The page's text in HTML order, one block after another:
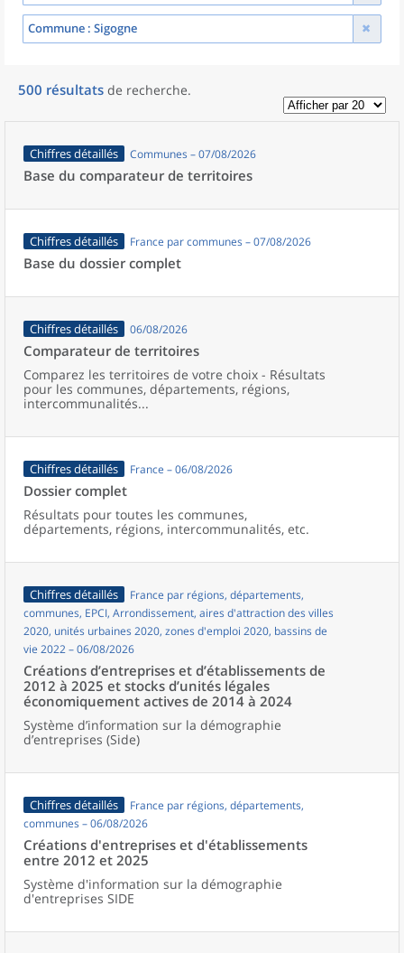
Commune : Sigogne
500 résultats de recherche.
Chiffres détaillés Communes – 07/08/2026
Base du comparateur de territoires
Chiffres détaillés France par communes – 07/08/2026
Base du dossier complet
Chiffres détaillés 06/08/2026
Comparateur de territoires
Comparez les territoires de votre choix - Résultats
pour les communes, départements, régions,
intercommunalités...
Chiffres détaillés France – 06/08/2026
Dossier complet
Résultats pour toutes les communes,
départements, régions, intercommunalités, etc.
Chiffres détaillés
France par régions, départements,
communes, EPCI, Arrondissement, aires d'attraction des villes
2020, unités urbaines 2020, zones d'emploi 2020, bassins de
vie 2022 – 06/08/2026
Créations d’entreprises et d’établissements de
2012 à 2025 et stocks d’unités légales
économiquement actives de 2014 à 2024
Système d’information sur la démographie
d’entreprises (Side)
Chiffres détaillés
France par régions, départements,
communes – 06/08/2026
Créations d'entreprises et d'établissements
entre 2012 et 2025
Système d'information sur la démographie
d'entreprises SIDE